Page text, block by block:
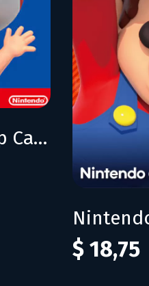
Nintendo eShop Card 5$ (USA)
$ 18,75